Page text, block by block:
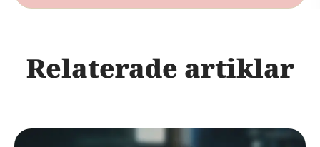
Relaterade artiklar